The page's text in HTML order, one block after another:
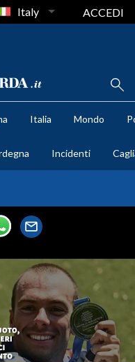
Italy ACCEDI
Italia Mondo
Incidenti